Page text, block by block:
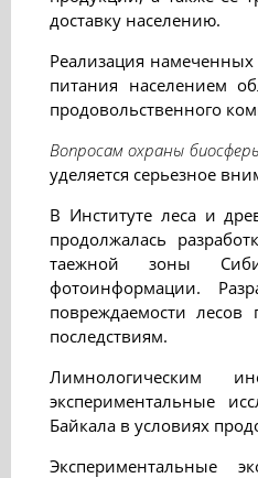
доставку населению.
Реализация
питания населением
продовольственного
Вопросам охраны
уделяется серьезное
В Институте леса и
продолжалась
таежной зоны
фотоинформации.
повреждаемости
последствиям.
Лимнологическим
экспериментальные
Байкала в условиях
Экспериментальные